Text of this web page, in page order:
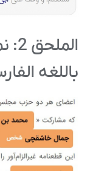
باللغه